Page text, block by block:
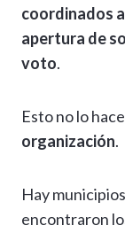
coordinados
apertura de
voto.
Esto no lo
organización.
Hay
encontraron